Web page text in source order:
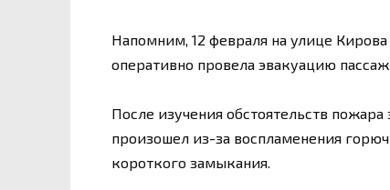
Напомним, 12 февраля на улице
оперативно провела эвакуацию
После изучения обстоятельств
произошел из-за воспламенения
короткого замыкания.